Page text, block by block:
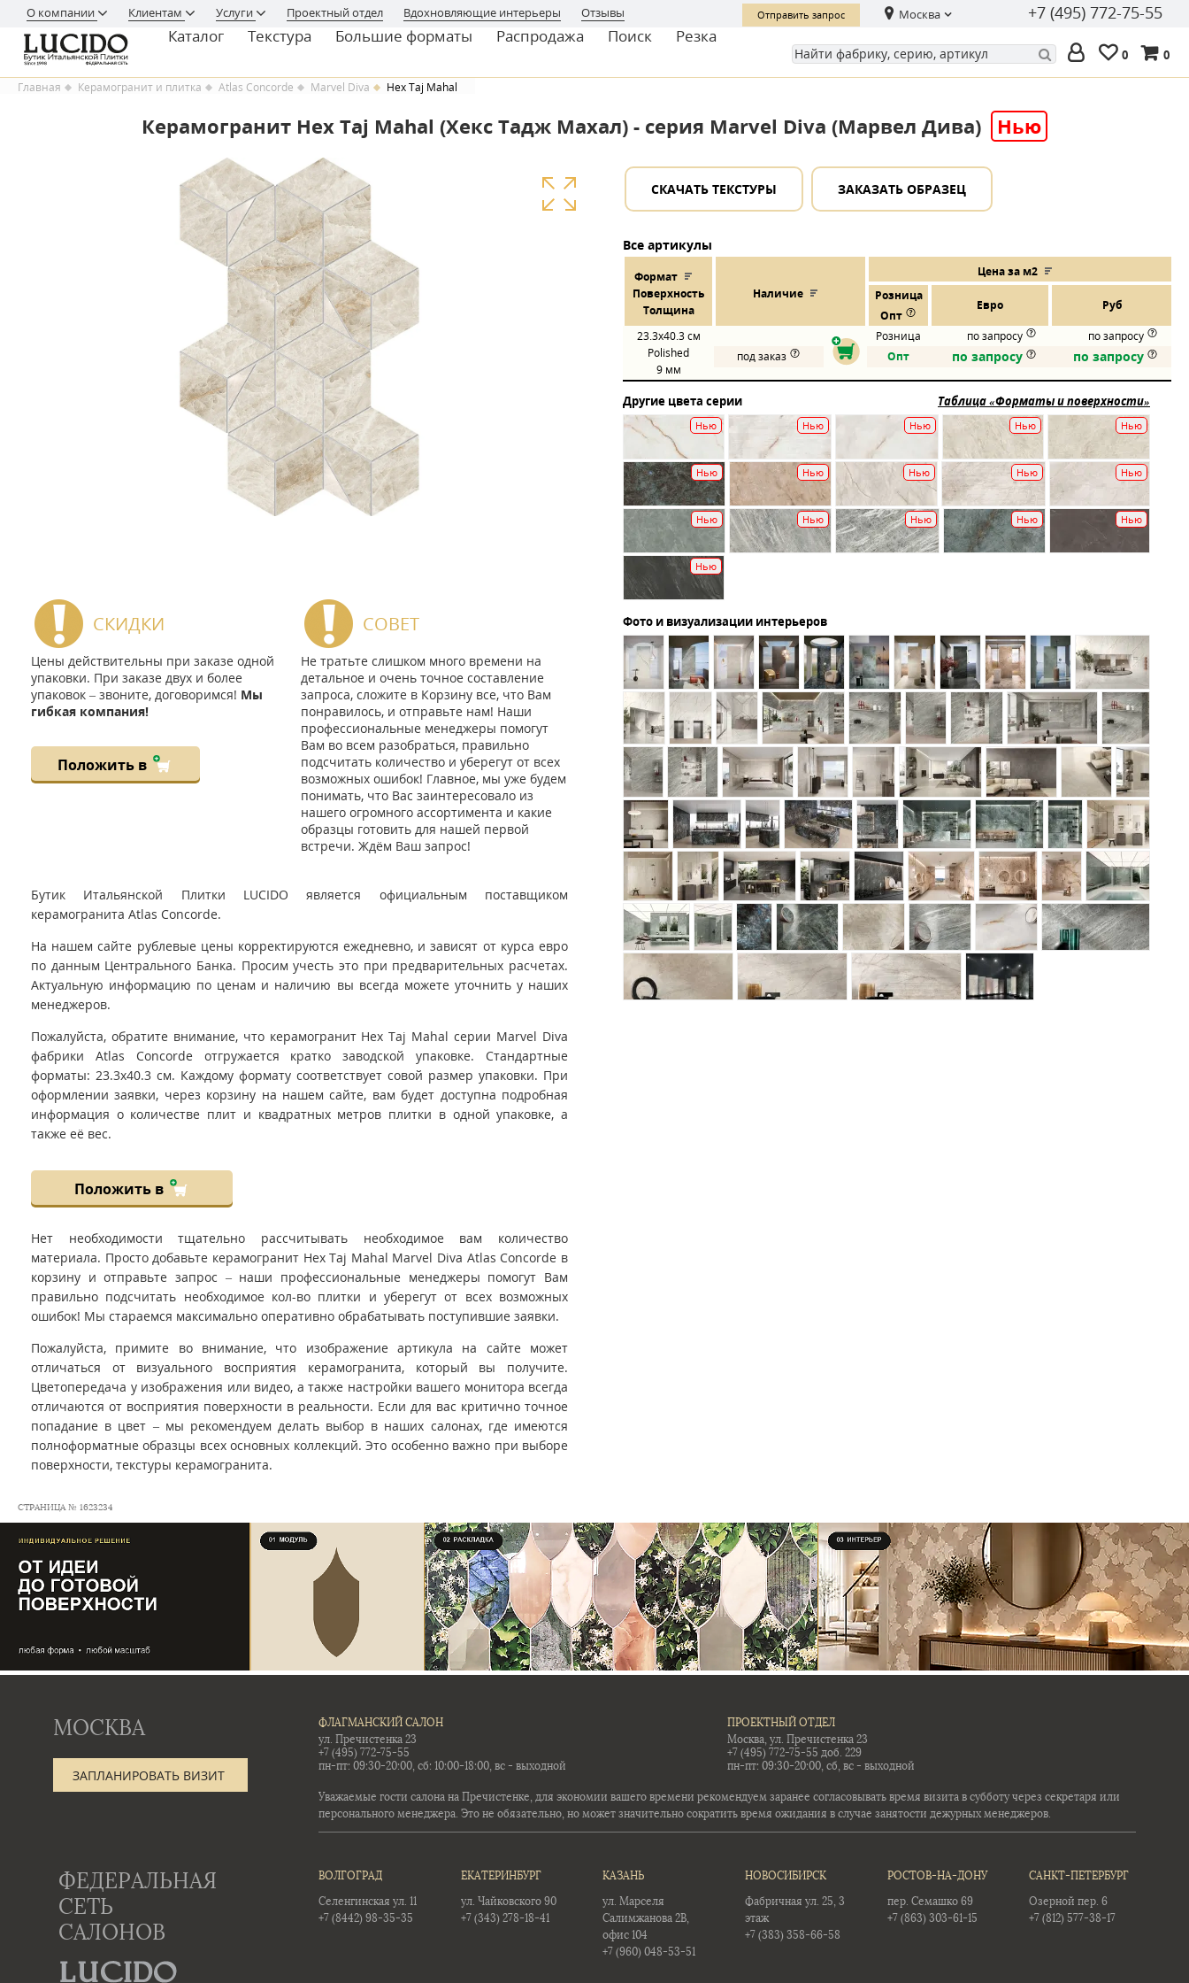
О компании Клиентам Услуги Проектный отдел Вдохновляющие интерьеры Отзывы Отправить запрос Москва +7 (495) 772-75-55
Каталог Текстура Большие форматы Распродажа Поиск Резка
0 0
Главная Керамогранит и плитка Atlas Concorde Marvel Diva Hex Taj Mahal
Керамогранит Hex Taj Mahal (Хекс Тадж Махал) - серия Marvel Diva (Марвел Дива) Нью
СКИДКИ
Цены действительны при заказе одной
упаковки. При заказе двух и более
упаковок – звоните, договоримся! Мы
гибкая компания!
Положить в
СОВЕТ
Не тратьте слишком много времени на
детальное и очень точное составление
запроса, сложите в Корзину все, что Вам
понравилось, и отправьте нам! Наши
профессиональные менеджеры помогут
Вам во всем разобраться, правильно
подсчитать количество и уберегут от всех
возможных ошибок! Главное, мы уже будем
понимать, что Вас заинтересовало из
нашего огромного ассортимента и какие
образцы готовить для нашей первой
встречи. Ждём Ваш запрос!
Бутик Итальянской Плитки LUCIDO является официальным поставщиком
керамогранита Atlas Concorde.
На нашем сайте рублевые цены корректируются ежедневно, и зависят от курса евро
по данным Центрального Банка. Просим учесть это при предварительных расчетах.
Актуальную информацию по ценам и наличию вы всегда можете уточнить у наших
менеджеров.
Пожалуйста, обратите внимание, что керамогранит Hex Taj Mahal серии Marvel Diva
фабрики Atlas Concorde отгружается кратко заводской упаковке. Стандартные
форматы: 23.3x40.3 см. Каждому формату соответствует совой размер упаковки. При
оформлении заявки, через корзину на нашем сайте, вам будет доступна подробная
информация о количестве плит и квадратных метров плитки в одной упаковке, а
также её вес.
Положить в
Нет необходимости тщательно рассчитывать необходимое вам количество
материала. Просто добавьте керамогранит Hex Taj Mahal Marvel Diva Atlas Concorde в
корзину и отправьте запрос – наши профессиональные менеджеры помогут Вам
правильно подсчитать необходимое кол-во плитки и уберегут от всех возможных
ошибок! Мы стараемся максимально оперативно обрабатывать поступившие заявки.
Пожалуйста, примите во внимание, что изображение артикула на сайте может
отличаться от визуального восприятия керамогранита, который вы получите.
Цветопередача у изображения или видео, а также настройки вашего монитора всегда
отличаются от восприятия поверхности в реальности. Если для вас критично точное
попадание в цвет – мы рекомендуем делать выбор в наших салонах, где имеются
полноформатные образцы всех основных коллекций. Это особенно важно при выборе
поверхности, текстуры керамогранита.
СКАЧАТЬ ТЕКСТУРЫ ЗАКАЗАТЬ ОБРАЗЕЦ
Все артикулы
Формат
Поверхность
Толщина
Наличие
Цена за м2
Розница
Евро Руб
Опт
23.3x40.3см
Polished
9 мм
Розница по запросу
по запросу
под заказ
Опт по запросу по запросу
Другие цвета серии Таблица «Форматы и поверхности»
Нью Нью Нью Нью Нью
Нью Нью Нью Нью Нью
Нью Нью Нью Нью Нью
Нью
Фото и визуализации интерьеров
СТРАНИЦА № 1623234
МОСКВА
ЗАПЛАНИРОВАТЬ ВИЗИТ
ФЛАГМАНСКИЙ САЛОН
ул. Пречистенка 23
+7 (495) 772-75-55
пн-пт: 09:30-20:00, сб: 10:00-18:00, вс - выходной
ПРОЕКТНЫЙ ОТДЕЛ
Москва, ул. Пречистенка 23
+7 (495) 772-75-55 доб. 229
пн-пт: 09:30-20:00, сб, вс - выходной
Уважаемые гости салона на Пречистенке, для экономии вашего времени рекомендуем заранее согласовывать время визита в субботу через секретаря или
персонального менеджера. Это не обязательно, но может значительно сократить время ожидания в случае занятости дежурных менеджеров.
ФЕДЕРАЛЬНАЯ
СЕТЬ
САЛОНОВ
ВОЛГОГРАД
Селенгинская ул. 11
+7 (8442) 98-35-35
ЕКАТЕРИНБУРГ
ул. Чайковского 90
+7 (343) 278-18-41
КАЗАНЬ
ул. Марселя
Салимжанова 2В,
офис 104
+7 (960) 048-53-51
НОВОСИБИРСК
Фабричная ул. 25, 3
этаж
+7 (383) 358-66-58
РОСТОВ-НА-ДОНУ
пер. Семашко 69
+7 (863) 303-61-15
САНКТ-ПЕТЕРБУРГ
Озерной пер. 6
+7 (812) 577-38-17